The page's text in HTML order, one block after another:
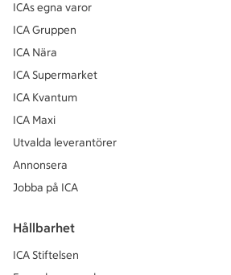
ICAs egna varor
ICA Gruppen
ICA Nära
ICA Supermarket
ICA Kvantum
ICA Maxi
Utvalda leverantörer
Annonsera
Jobba på ICA
Hållbarhet
ICA Stiftelsen